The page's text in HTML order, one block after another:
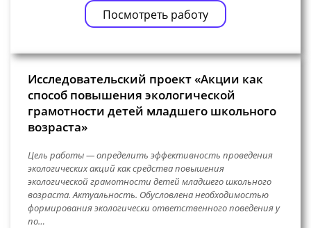
Посмотреть работу
Исследовательский проект «Акции как
способ повышения экологической
грамотности детей младшего школьного
возраста»
Цель работы — определить эффективность проведения
экологических акций как средства повышения
экологической грамотности детей младшего школьного
возраста. Актуальность. Обусловлена необходимостью
формирования экологически ответственного поведения у
по…